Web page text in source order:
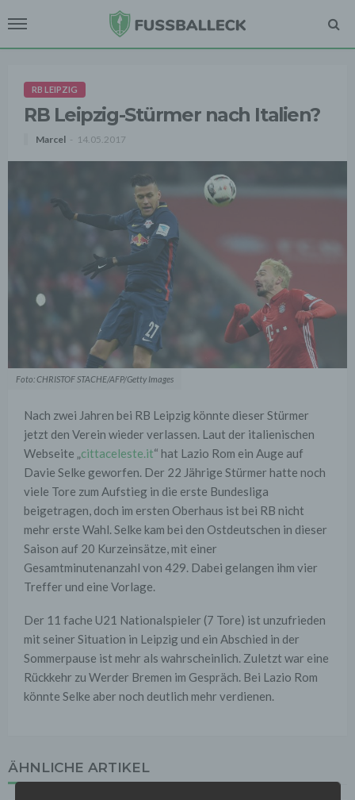
RB LEIPZIG
RB Leipzig-Stürmer nach Italien?
Marcel 14.05.2017
Foto: CHRISTOF STACHE/AFP/Getty Images
Nach zwei Jahren bei RB Leipzig könnte dieser Stürmer
jetzt den Verein wieder verlassen. Laut der italienischen
Webseite „cittaceleste.it“ hat Lazio Rom ein Auge auf
Davie Selke geworfen. Der 22 Jährige Stürmer hatte noch
viele Tore zum Aufstieg in die erste Bundesliga
beigetragen, doch im ersten Oberhaus ist bei RB nicht
mehr erste Wahl. Selke kam bei den Ostdeutschen in dieser
Saison auf 20 Kurzeinsätze, mit einer
Gesamtminutenanzahl von 429. Dabei gelangen ihm vier
Treffer und eine Vorlage.
Der 11 fache U21 Nationalspieler (7 Tore) ist unzufrieden
mit seiner Situation in Leipzig und ein Abschied in der
Sommerpause ist mehr als wahrscheinlich. Zuletzt war eine
Rückkehr zu Werder Bremen im Gespräch. Bei Lazio Rom
könnte Selke aber noch deutlich mehr verdienen.
ÄHNLICHE ARTIKEL